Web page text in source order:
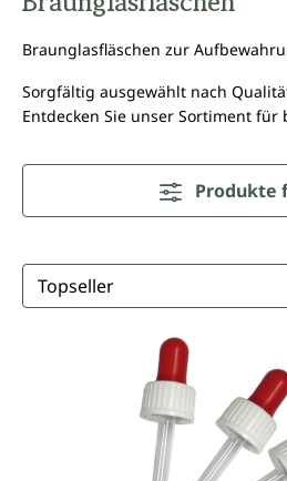
Braunglasfläschen zur
Sorgfältig ausgewählt nach
Entdecken Sie unser Sortiment für
Produkte